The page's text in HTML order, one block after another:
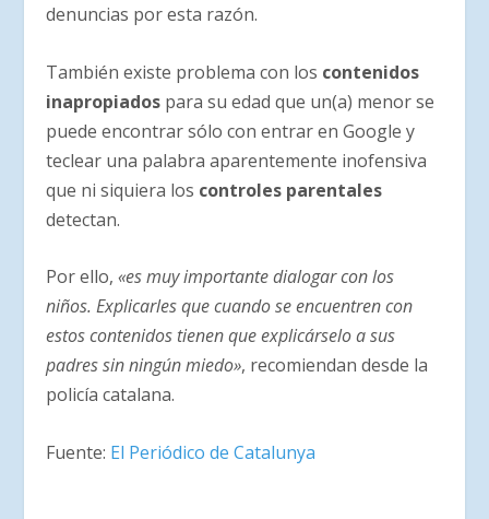
denuncias por esta razón.
También existe problema con los contenidos
inapropiados para su edad que un(a) menor se
puede encontrar sólo con entrar en Google y
teclear una palabra aparentemente inofensiva
que ni siquiera los controles parentales
detectan.
Por ello,«es muy importante dialogar con los
niños. Explicarles que cuando se encuentren con
estos contenidos tienen que explicárselo a sus
padres sin ningún miedo», recomiendan desde la
policía catalana.
Fuente: El Periódico de Catalunya